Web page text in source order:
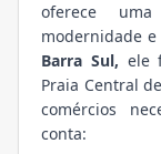
oferece
modernidade e
Barra Sul, ele
Praia Central
comércios
conta: